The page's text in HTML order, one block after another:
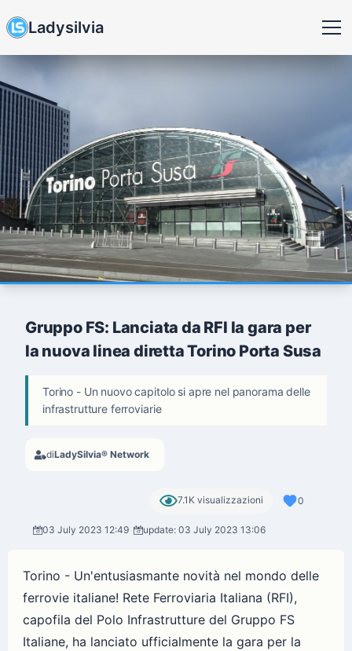
Ladysilvia
Gruppo FS: Lanciata da RFI la gara per
la nuova linea diretta Torino Porta Susa
Torino - Un nuovo capitolo si apre nel panorama delle
infrastrutture ferroviarie
diLadySilvia® Network
7.1K visualizzazioni 0
03 July 2023 12:49 update: 03 July 2023 13:06
Torino - Un'entusiasmante novità nel mondo delle
ferrovie italiane! Rete Ferroviaria Italiana (RFI),
capofila del Polo Infrastrutture del Gruppo FS
Italiane, ha lanciato ufficialmente la gara per la